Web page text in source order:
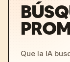
Que la IA